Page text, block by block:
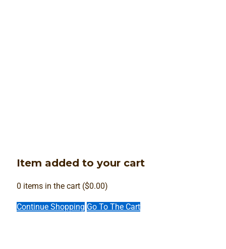
Item added to your cart
0 items in the cart ($0.00)
Continue Shopping Go To The Cart